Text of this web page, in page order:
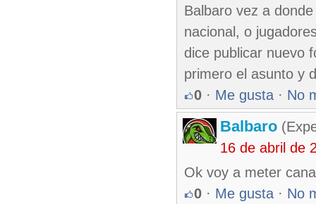
Balbaro vez a
nacional, o
dice publicar nuevo
primero el asunto y
0 · Me gusta · No
Balbaro
16 de abril de
Ok voy a meter
0 · Me gusta · No